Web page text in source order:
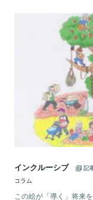
インクルーシブ
記
コラム
この絵が「導く」将来